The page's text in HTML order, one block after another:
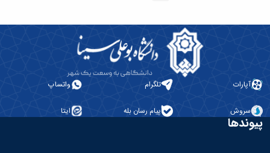
آدرس
دانشکده
و
معماری
فارسی
کاربردی
الکترونیکی
آپارات تلگرام واتساپ
سروش پیام رسان بله ایتا
پیوندها